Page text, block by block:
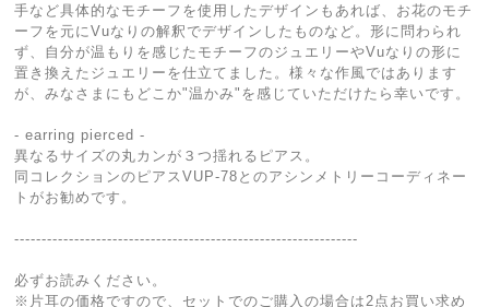
手など具体的なモチーフを使用したデザインもあれば、お花のモチ
ーフを元にVuなりの解釈でデザインしたものなど。形に問わられ
ず、自分が温もりを感じたモチーフのジュエリーやVuなりの形に
置き換えたジュエリーを仕立てました。様々な作風ではあります
が、みなさまにもどこか"温かみ"を感じていただけたら幸いです。
- earring pierced -
異なるサイズの丸カンが３つ揺れるピアス。
同コレクションのピアスVUP-78とのアシンメトリーコーディネー
トがお勧めです。
---------------------------------------------------------------
必ずお読みください。
※片耳の価格ですので、セットでのご購入の場合は2点お買い求め